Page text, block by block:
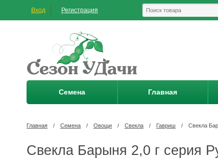
Вход Регистрация
Семена Главная
Главная / Семена / Овощи / Свекла / Гавриш / Свекла
Свекла Барыня 2,0 г серия